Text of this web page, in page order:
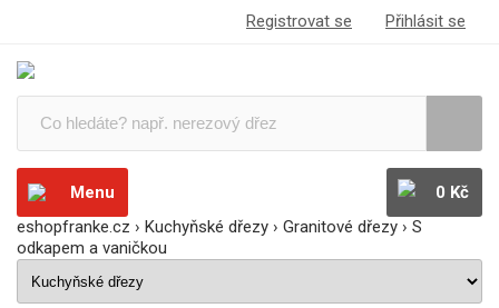
Registrovat se Přihlásit se
Menu
0 Kč
eshopfranke.cz › Kuchyňské dřezy › Granitové dřezy › S
odkapem a vaničkou